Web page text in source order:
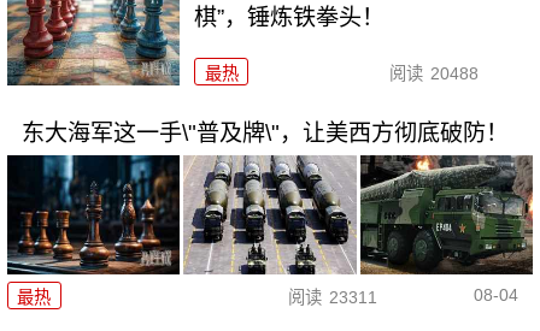
棋”，锤炼铁拳头！
最热 阅读 20488
东大海军这一手\"普及牌\"，让美西方彻底破防！
最热 阅读 23311 08-04